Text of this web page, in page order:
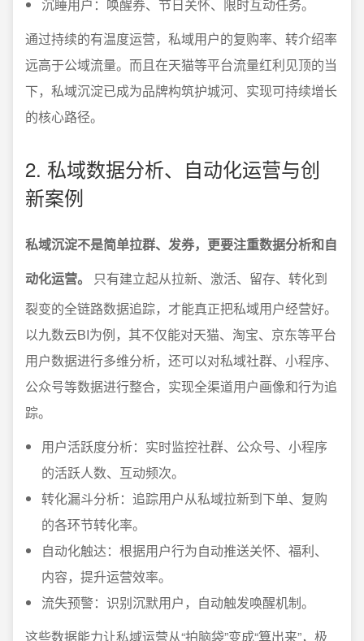
沉睡用户：唤醒券、节日关怀、限时互动任务。
通过持续的有温度运营，私域用户的复购率、转介绍率
远高于公域流量。而且在天猫等平台流量红利见顶的当
下，私域沉淀已成为品牌构筑护城河、实现可持续增长
的核心路径。
2. 私域数据分析、自动化运营与创
新案例
私域沉淀不是简单拉群、发券，更要注重数据分析和自
动化运营。
只有建立起从拉新、激活、留存、转化到
裂变的全链路数据追踪，才能真正把私域用户经营好。
以九数云BI为例，其不仅能对天猫、淘宝、京东等平台
用户数据进行多维分析，还可以对私域社群、小程序、
公众号等数据进行整合，实现全渠道用户画像和行为追
踪。
用户活跃度分析：实时监控社群、公众号、小程序
的活跃人数、互动频次。
转化漏斗分析：追踪用户从私域拉新到下单、复购
的各环节转化率。
自动化触达：根据用户行为自动推送关怀、福利、
内容，提升运营效率。
流失预警：识别沉默用户，自动触发唤醒机制。
这些数据能力让私域运营从“拍脑袋”变成“算出来”，极